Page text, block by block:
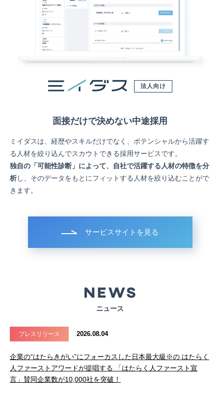
法人向け
面接だけで決めない中途採用
ミイダスは、経歴やスキルだけでなく、ポテンシャルから活躍す
る人材を絞り込んでスカウトできる採用サービスです。
独自の「可能性診断」によって、自社で活躍する人材の特徴を分
析し、そのデータをもとにフィットする人材を絞り込むことがで
きます。
サービスサイトを見る
ニュース
プレスリリース 2026.08.04
企業の“はたらきがい”にフォーカスした日本最大級※の はたらく
人ファーストアワードが提唱する 「はたらく人ファースト宣
言」賛同企業数が10,000社を突破！